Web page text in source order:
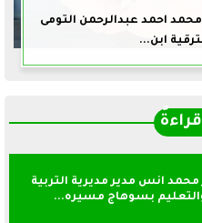
احمد عبدالرحمن التومى
ابن...
محمد انس مدير مديرية التربية
بسوهاج مسيره...